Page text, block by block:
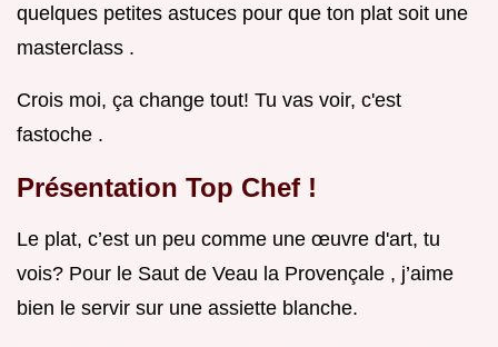
quelques petites astuces pour que ton plat soit une
masterclass .
Crois moi, ça change tout! Tu vas voir, c'est
fastoche .
Présentation Top Chef !
Le plat, c’est un peu comme une œuvre d'art, tu
vois? Pour le Saut de Veau la Provençale , j’aime
bien le servir sur une assiette blanche.